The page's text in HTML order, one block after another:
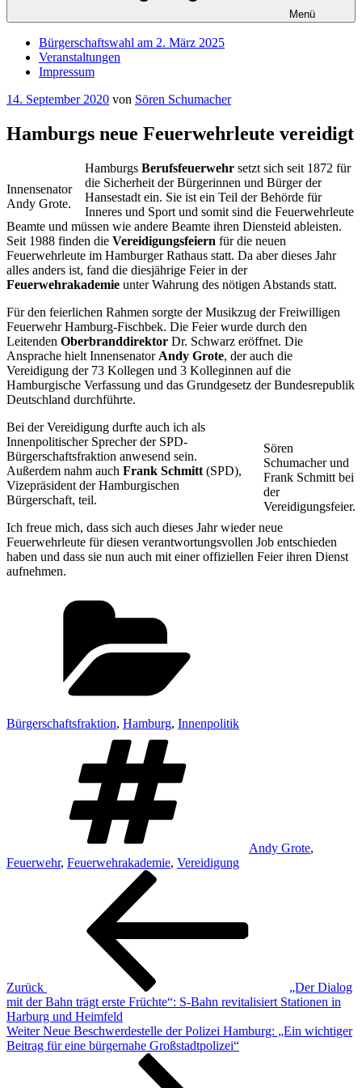
Menü
Bürgerschaftswahl am 2. März 2025
Veranstaltungen
Impressum
Veröffentlicht
14. September 2020 von Sören Schumacher
Hamburgs neue Feuerwehrleute vereidigt
Innensenator
Andy Grote.
Hamburgs Berufsfeuerwehr setzt sich seit 1872 für
die Sicherheit der Bürgerinnen und Bürger der
Hansestadt ein. Sie ist ein Teil der Behörde für
Inneres und Sport und somit sind die Feuerwehrleute
Beamte und müssen wie andere Beamte ihren Diensteid ableisten.
Seit 1988 finden die Vereidigungsfeiern für die neuen
Feuerwehrleute im Hamburger Rathaus statt. Da aber dieses Jahr
alles anders ist, fand die diesjährige Feier in der
Feuerwehrakademie unter Wahrung des nötigen Abstands statt.
Für den feierlichen Rahmen sorgte der Musikzug der Freiwilligen
Feuerwehr Hamburg-Fischbek. Die Feier wurde durch den
Leitenden Oberbranddirektor Dr. Schwarz eröffnet. Die
Ansprache hielt Innensenator Andy Grote, der auch die
Vereidigung der 73 Kollegen und 3 Kolleginnen auf die
Hamburgische Verfassung und das Grundgesetz der Bundesrepublik
Deutschland durchführte.
Sören
Schumacher und
Frank Schmitt bei
der
Vereidigungsfeier.
Bei der Vereidigung durfte auch ich als
Innenpolitischer Sprecher der SPD-
Bürgerschaftsfraktion anwesend sein.
Außerdem nahm auch Frank Schmitt (SPD),
Vizepräsident der Hamburgischen
Bürgerschaft, teil.
Ich freue mich, dass sich auch dieses Jahr wieder neue
Feuerwehrleute für diesen verantwortungsvollen Job entschieden
haben und dass sie nun auch mit einer offiziellen Feier ihren Dienst
aufnehmen.
Bürgerschaftsfraktion, Hamburg, Innenpolitik
Andy Grote,
Feuerwehr, Feuerwehrakademie, Vereidigung
Beitragsnavigation
Zurück
„Der Dialog
mit der Bahn trägt erste Früchte“: S-Bahn revitalisiert Stationen in
Harburg und Heimfeld
Nächster
Beitrag
Weiter Neue Beschwerdestelle der Polizei Hamburg: „Ein wichtiger
Beitrag für eine bürgernahe Großstadtpolizei“